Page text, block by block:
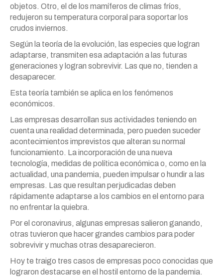
objetos. Otro, el de los mamíferos de climas fríos,
redujeron su temperatura corporal para soportar los
crudos inviernos.
Según la teoría de la evolución, las especies que logran
adaptarse, transmiten esa adaptación a las futuras
generaciones y logran sobrevivir. Las que no, tienden a
desaparecer.
Esta teoría también se aplica en los fenómenos
económicos.
Las empresas desarrollan sus actividades teniendo en
cuenta una realidad determinada, pero pueden suceder
acontecimientos imprevistos que alteran su normal
funcionamiento. La incorporación de una nueva
tecnología, medidas de política económica o, como en la
actualidad, una pandemia, pueden impulsar o hundir a las
empresas. Las que resultan perjudicadas deben
rápidamente adaptarse a los cambios en el entorno para
no enfrentar la quiebra.
Por el coronavirus, algunas empresas salieron ganando,
otras tuvieron que hacer grandes cambios para poder
sobrevivir y muchas otras desaparecieron.
Hoy te traigo tres casos de empresas poco conocidas que
lograron destacarse en el hostil entorno de la pandemia.